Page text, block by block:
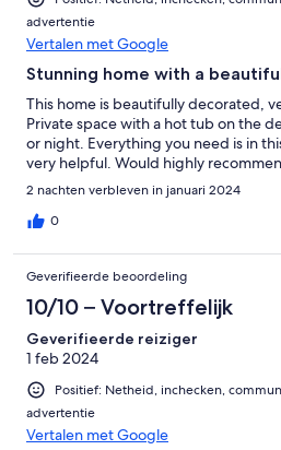
advertentie
Vertalen met Google
Stunning home with a
This home is beautifully decorated,
Private space with a hot tub on the
or night. Everything you need is in
very helpful. Would highly
2 nachten verbleven in januari 2024
0
Geverifieerde beoordeling
10/10 – Voortreffelijk
Geverifieerde reiziger
1 feb 2024
Positief: Netheid, inchecken,
advertentie
Vertalen met Google